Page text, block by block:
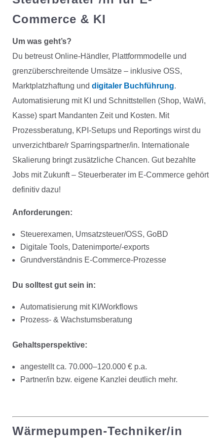
Commerce & KI
Um was geht’s?
Du betreust Online-Händler, Plattformmodelle und
grenzüberschreitende Umsätze – inklusive OSS,
Marktplatzhaftung und digitaler Buchführung.
Automatisierung mit KI und Schnittstellen (Shop, WaWi,
Kasse) spart Mandanten Zeit und Kosten. Mit
Prozessberatung, KPI-Setups und Reportings wirst du
unverzichtbare/r Sparringspartner/in. Internationale
Skalierung bringt zusätzliche Chancen. Gut bezahlte
Jobs mit Zukunft – Steuerberater im E-Commerce gehört
definitiv dazu!
Anforderungen:
Steuerexamen, Umsatzsteuer/OSS, GoBD
Digitale Tools, Datenimporte/-exports
Grundverständnis E-Commerce-Prozesse
Du solltest gut sein in:
Automatisierung mit KI/Workflows
Prozess- & Wachstumsberatung
Gehaltsperspektive:
angestellt ca. 70.000–120.000 € p.a.
Partner/in bzw. eigene Kanzlei deutlich mehr.
Wärmepumpen-Techniker/in